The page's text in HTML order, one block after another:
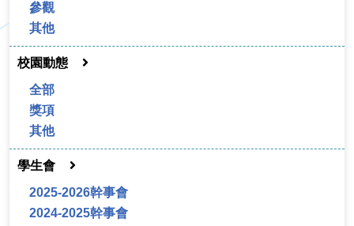
參觀
其他
校園動態
全部
獎項
其他
學生會
2025-2026幹事會
2024-2025幹事會